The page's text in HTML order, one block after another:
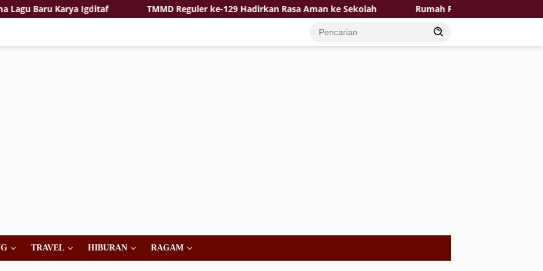
Baru Karya Igditaf TMMD Reguler ke-129 Hadirkan Rasa Aman ke Sekolah Rumah Pak Toid Kian Layak Huni
TRAVEL HIBURAN RAGAM